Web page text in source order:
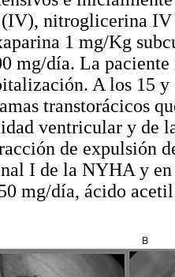
(IV), nitroglicerina
1 mg/Kg
mg/día. La
A los 15
transtorácicos
ventricular y de
de expulsión
I de la NYHA y
mg/día, ácido